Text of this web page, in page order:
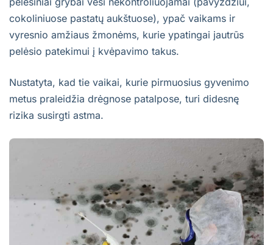
cokoliniuose pastatų aukštuose), ypač vaikams ir
vyresnio amžiaus žmonėms, kurie ypatingai jautrūs
pelėsio patekimui į kvėpavimo takus.
Nustatyta, kad tie vaikai, kurie pirmuosius gyvenimo
metus praleidžia drėgnose patalpose, turi didesnę
rizika susirgti astma.